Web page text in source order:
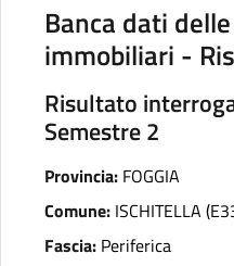
Banca dati
immobiliari -
Risultato
Semestre 2
Provincia: FOGGIA
Comune: ISCHITELLA
Fascia: Periferica